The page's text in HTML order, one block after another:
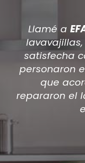
EFAPE,
solución
acepté el
ahora